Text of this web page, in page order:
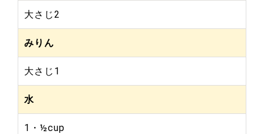
大さじ2
みりん
大さじ1
水
1・½cup